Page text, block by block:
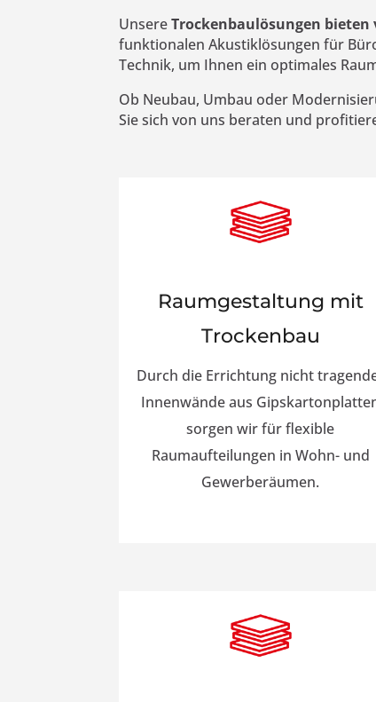
UnsereTrockenbaulösungen
funktionalen Akustiklösungen für
Technik, um Ihnen ein optimales
Ob Neubau, Umbau oder
Sie sich von uns beraten und
Raumgestaltung mit
Trockenbau
Durch die Errichtung nicht
Innenwände aus
sorgen wir für flexible
Raumaufteilungen in Wohn- und
Gewerberäumen.